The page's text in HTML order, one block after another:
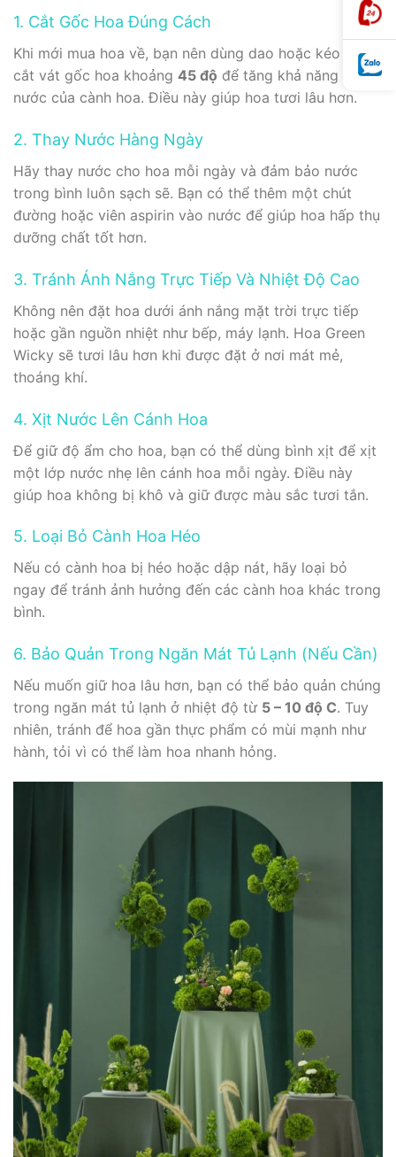
1. Cắt Gốc Hoa Đúng Cách
Khi mới mua hoa về, bạn nên dùng dao hoặc kéo sắc
cắt vát gốc hoa khoảng 45 độ để tăng khả năng hút
nước của cành hoa. Điều này giúp hoa tươi lâu hơn.
2. Thay Nước Hàng Ngày
Hãy thay nước cho hoa mỗi ngày và đảm bảo nước
trong bình luôn sạch sẽ. Bạn có thể thêm một chút
đường hoặc viên aspirin vào nước để giúp hoa hấp thụ
dưỡng chất tốt hơn.
3. Tránh Ánh Nắng Trực Tiếp Và Nhiệt Độ Cao
Không nên đặt hoa dưới ánh nắng mặt trời trực tiếp
hoặc gần nguồn nhiệt như bếp, máy lạnh. Hoa Green
Wicky sẽ tươi lâu hơn khi được đặt ở nơi mát mẻ,
thoáng khí.
4. Xịt Nước Lên Cánh Hoa
Để giữ độ ẩm cho hoa, bạn có thể dùng bình xịt để xịt
một lớp nước nhẹ lên cánh hoa mỗi ngày. Điều này
giúp hoa không bị khô và giữ được màu sắc tươi tắn.
5. Loại Bỏ Cành Hoa Héo
Nếu có cành hoa bị héo hoặc dập nát, hãy loại bỏ
ngay để tránh ảnh hưởng đến các cành hoa khác trong
bình.
6. Bảo Quản Trong Ngăn Mát Tủ Lạnh (Nếu Cần)
Nếu muốn giữ hoa lâu hơn, bạn có thể bảo quản chúng
trong ngăn mát tủ lạnh ở nhiệt độ từ 5 – 10 độ C. Tuy
nhiên, tránh để hoa gần thực phẩm có mùi mạnh như
hành, tỏi vì có thể làm hoa nhanh hỏng.